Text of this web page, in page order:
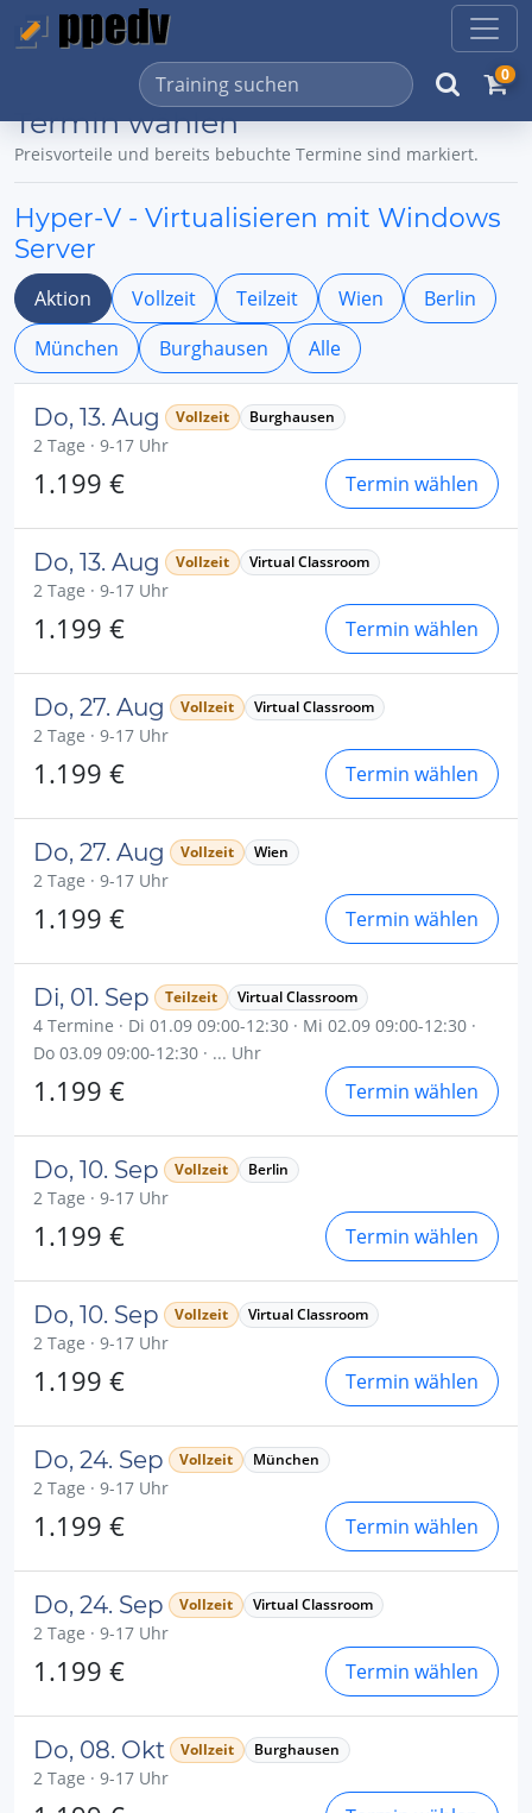
0
Termin wählen
Preisvorteile und bereits bebuchte Termine sind markiert.
Hyper-V - Virtualisieren mit Windows
Server
Aktion Vollzeit Teilzeit Wien
Berlin
München
Burghausen Alle
Do, 13. Aug Vollzeit Burghausen
2 Tage · 9-17 Uhr
1.199 € Termin wählen
Do, 13. Aug Vollzeit Virtual Classroom
2 Tage · 9-17 Uhr
1.199 € Termin wählen
Do, 27. Aug Vollzeit Virtual Classroom
2 Tage · 9-17 Uhr
1.199 € Termin wählen
Do, 27. Aug Vollzeit Wien
2 Tage · 9-17 Uhr
1.199 € Termin wählen
Di, 01. Sep Teilzeit Virtual Classroom
4 Termine · Di 01.09 09:00-12:30 · Mi 02.09 09:00-12:30 ·
Do 03.09 09:00-12:30 · ... Uhr
1.199 € Termin wählen
Do, 10. Sep Vollzeit Berlin
2 Tage · 9-17 Uhr
1.199 € Termin wählen
Do, 10. Sep Vollzeit Virtual Classroom
2 Tage · 9-17 Uhr
1.199 € Termin wählen
Do, 24. Sep Vollzeit München
2 Tage · 9-17 Uhr
1.199 € Termin wählen
Do, 24. Sep Vollzeit Virtual Classroom
2 Tage · 9-17 Uhr
1.199 € Termin wählen
Do, 08. Okt Vollzeit Burghausen
2 Tage · 9-17 Uhr